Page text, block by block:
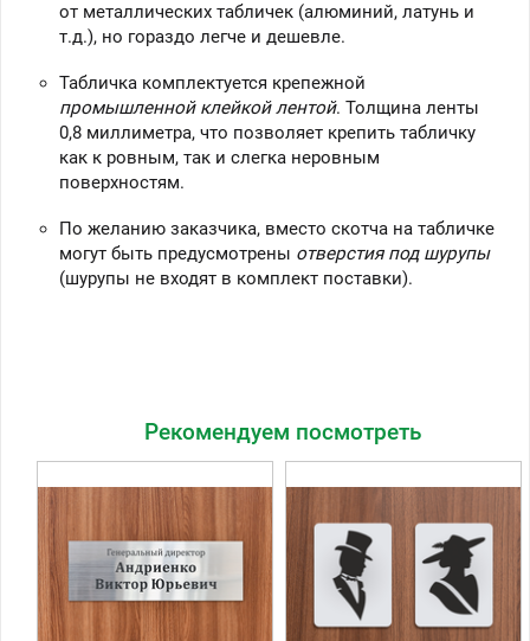
от металлических табличек (алюминий, латунь и
т.д.), но гораздо легче и дешевле.
Табличка комплектуется крепежной
промышленной клейкой лентой. Толщина ленты
0,8 миллиметра, что позволяет крепить табличку
как к ровным, так и слегка неровным
поверхностям.
По желанию заказчика, вместо скотча на табличке
могут быть предусмотрены отверстия под шурупы
(шурупы не входят в комплект поставки).
Рекомендуем посмотреть